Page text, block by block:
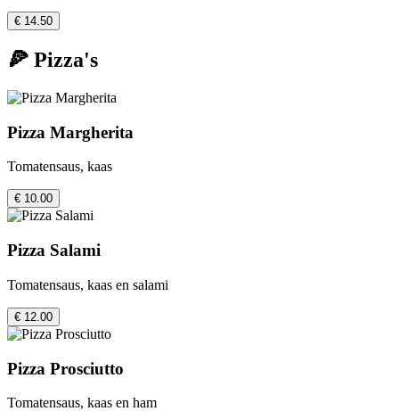
€ 14.50
🍕 Pizza's
Pizza Margherita
Tomatensaus, kaas
€ 10.00
Pizza Salami
Tomatensaus, kaas en salami
€ 12.00
Pizza Prosciutto
Tomatensaus, kaas en ham